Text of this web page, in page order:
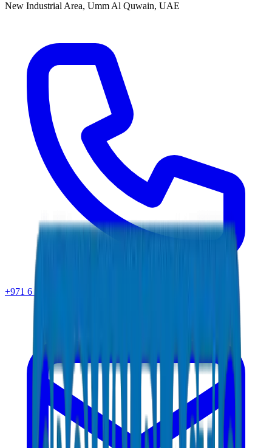
New Industrial Area, Umm Al Quwain, UAE
+971 6 543 6781